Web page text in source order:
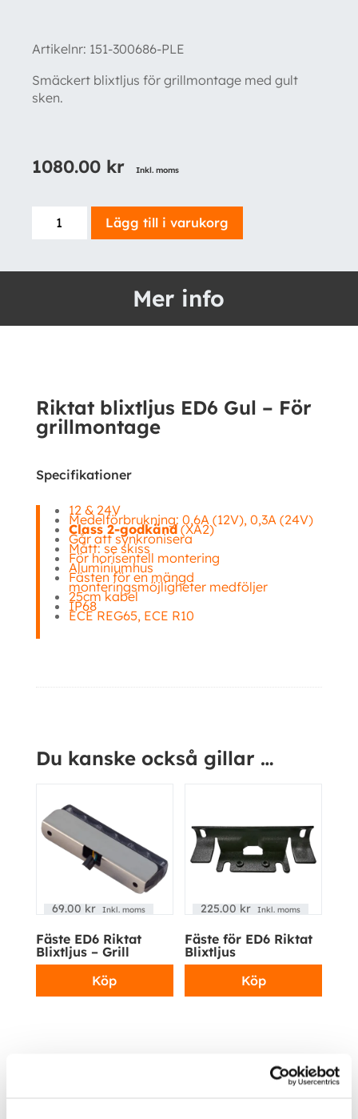
Artikelnr: 151-300686-PLE
Smäckert blixtljus för grillmontage med gult
sken.
1080.00 kr Inkl. moms
Riktat
För
Lägg till i varukorg
Mer info
Riktat blixtljus ED6 Gul – För
grillmontage
Specifikationer
12 & 24V
Medelförbrukning: 0,6A (12V), 0,3A (24V)
Class 2-godkänd(XA2)
Går att synkronisera
Mått: se skiss
För horisentell montering
Aluminiumhus
Fästen för en mängd
monteringsmöjligheter medföljer
25cm kabel
IP68
ECE REG65, ECE R10
Du kanske också gillar …
69.00 kr Inkl. moms
Fäste ED6 Riktat
Blixtljus – Grill
Köp
225.00 kr Inkl. moms
Fäste för ED6 Riktat
Blixtljus
Köp